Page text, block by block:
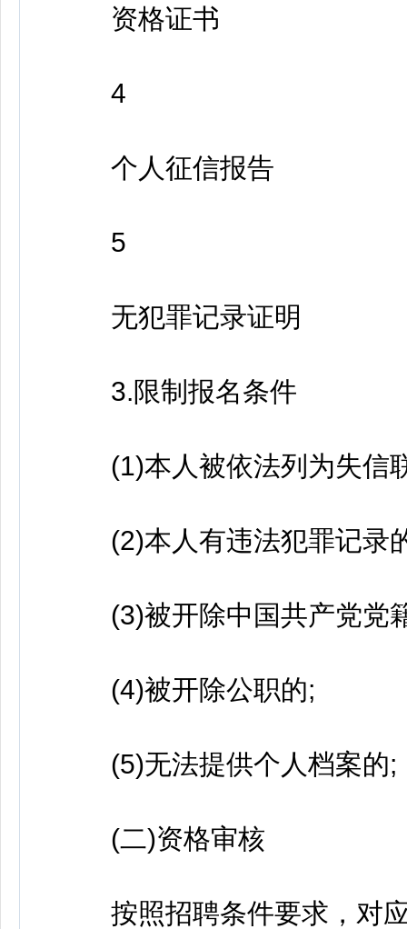
资格证书
4
个人征信报告
5
无犯罪记录证明
3.限制报名条件
(1)本人被依法列为失信
(2)本人有违法犯罪记录
(3)被开除中国共产党党
(4)被开除公职的;
(5)无法提供个人档案的;
(二)资格审核
按照招聘条件要求，对应